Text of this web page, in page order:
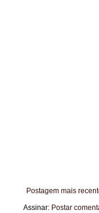
Postagem mais
Assinar: Postar